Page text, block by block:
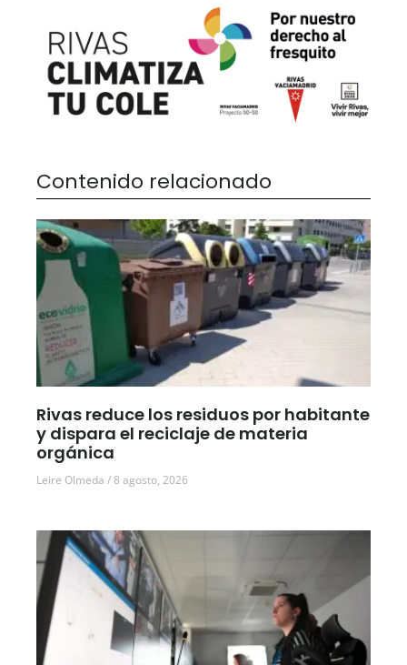
Contenido relacionado
Rivas reduce los residuos por habitante
y dispara el reciclaje de materia
orgánica
Leire Olmeda 8 agosto, 2026